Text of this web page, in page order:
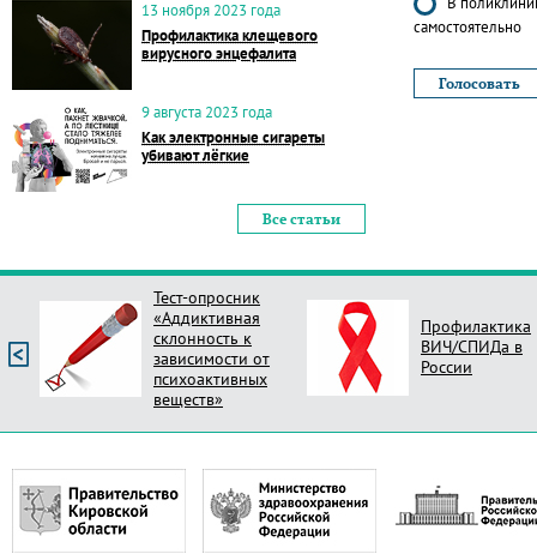
13 ноября 2023 года
Профилактика клещевого
вирусного энцефалита
9 августа 2023 года
Как электронные сигареты
убивают лёгкие
Все статьи
самостоятельно
Тест-опросник
«Аддиктивная
склонность к
зависимости от
психоактивных
веществ»
Профилактика
ВИЧ/СПИДа в
России